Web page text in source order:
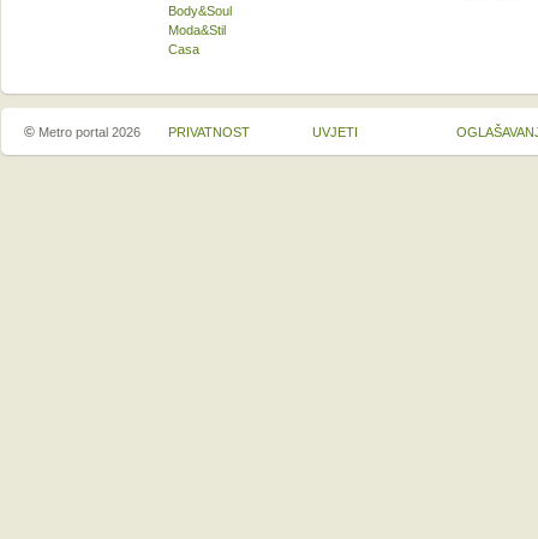
Body&Soul
Moda&Stil
Casa
© Metro portal 2026 PRIVATNOST UVJETI